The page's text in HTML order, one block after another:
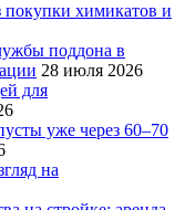
химикатов и
поддона в
28 июля 2026
для
уже через 60–70
на